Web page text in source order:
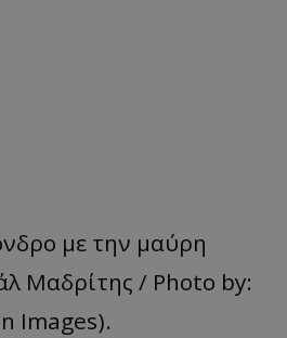
με την μαύρη
Μαδρίτης / Photo by:
Images).